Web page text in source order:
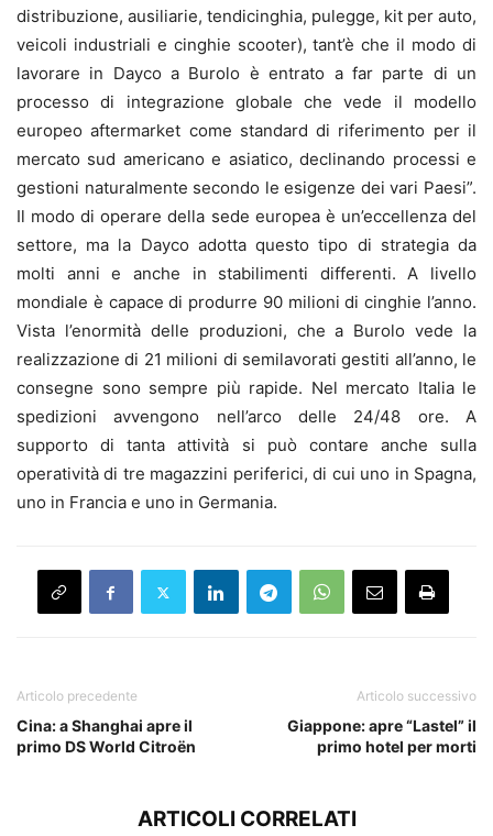
distribuzione, ausiliarie, tendicinghia, pulegge, kit per auto,
veicoli industriali e cinghie scooter), tant’è che il modo di
lavorare in Dayco a Burolo è entrato a far parte di un
processo di integrazione globale che vede il modello
europeo aftermarket come standard di riferimento per il
mercato sud americano e asiatico, declinando processi e
gestioni naturalmente secondo le esigenze dei vari Paesi”.
Il modo di operare della sede europea è un’eccellenza del
settore, ma la Dayco adotta questo tipo di strategia da
molti anni e anche in stabilimenti differenti. A livello
mondiale è capace di produrre 90 milioni di cinghie l’anno.
Vista l’enormità delle produzioni, che a Burolo vede la
realizzazione di 21 milioni di semilavorati gestiti all’anno, le
consegne sono sempre più rapide. Nel mercato Italia le
spedizioni avvengono nell’arco delle 24/48 ore. A
supporto di tanta attività si può contare anche sulla
operatività di tre magazzini periferici, di cui uno in Spagna,
uno in Francia e uno in Germania.
Articolo precedente
Cina: a Shanghai apre il
primo DS World Citroën
Articolo successivo
Giappone: apre “Lastel” il
primo hotel per morti
ARTICOLI CORRELATI